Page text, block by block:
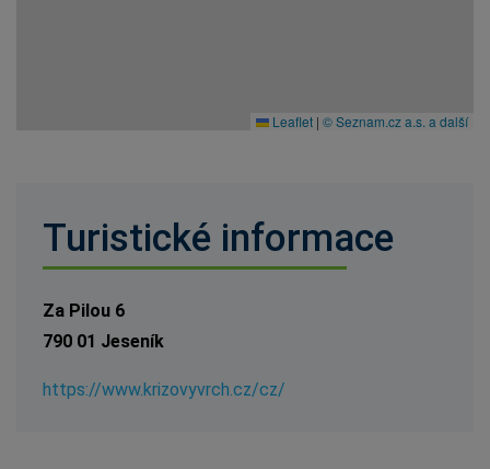
Leaflet | © Seznam.cz a.s. a další
Turistické informace
Za Pilou 6
790 01 Jeseník
https://www.krizovyvrch.cz/cz/